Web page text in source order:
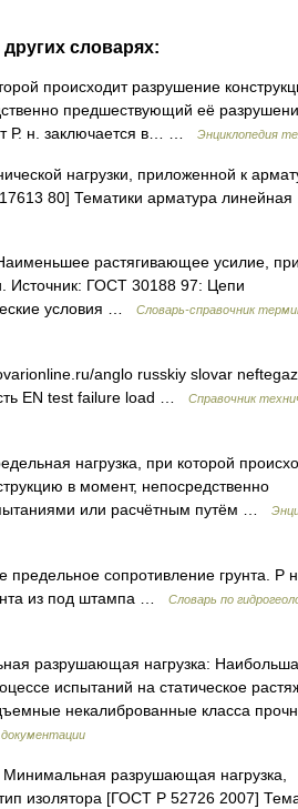
словарях:
происходит разрушение
предшествующий её
Р. н. заключается в… …
Энциклопедия
нагрузки, приложенной к
80] Тематики арматура
растягивающее усилие, при
Источник: ГОСТ 30188 97: Цепи
условия …
Словарь-справочник
anglo russkiy slovar
EN test failure load …
Справочник
нагрузка, при которой
в момент, непосредственно
или расчётным путём …
сопротивление грунта. Р н.
из под штампа …
Словарь по
разрушающая нагрузка:
испытаний на статическое
некалиброванные класса
разрушающая нагрузка,
изолятора [ГОСТ Р 52726 2007]